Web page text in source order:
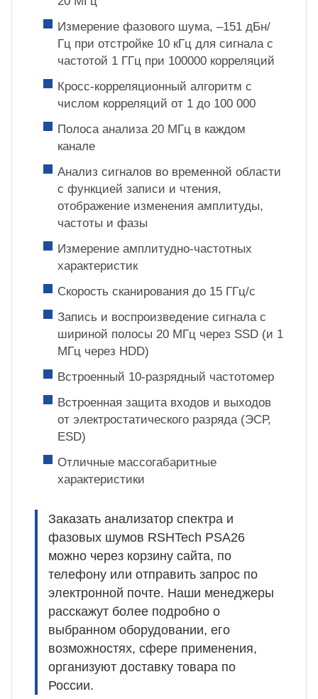
Измерение фазового шума, –151 дБн/
Гц при отстройке 10 кГц для сигнала с
частотой 1 ГГц при 100000 корреляций
Кросс-корреляционный алгоритм с
числом корреляций от 1 до 100 000
Полоса анализа 20 МГц в каждом
канале
Анализ сигналов во временной области
с функцией записи и чтения,
отображение изменения амплитуды,
частоты и фазы
Измерение амплитудно-частотных
характеристик
Скорость сканирования до 15 ГГц/с
Запись и воспроизведение сигнала с
шириной полосы 20 МГц через SSD (и 1
МГц через HDD)
Встроенный 10-разрядный частотомер
Встроенная защита входов и выходов
от электростатического разряда (ЭСР,
ESD)
Отличные массогабаритные
характеристики
Заказать анализатор спектра и
фазовых шумов RSHTech PSA26
можно через корзину сайта, по
телефону или отправить запрос по
электронной почте. Наши менеджеры
расскажут более подробно о
выбранном оборудовании, его
возможностях, сфере применения,
организуют доставку товара по
России.